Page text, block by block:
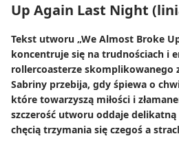
Up Again Last Night
Tekst utworu „We Almost Broke
koncentruje się na trudnościach i
rollercoasterze skomplikowanego
Sabriny przebija, gdy śpiewa o
które towarzyszą miłości i
szczerość utworu oddaje
chęcią trzymania się czegoś a